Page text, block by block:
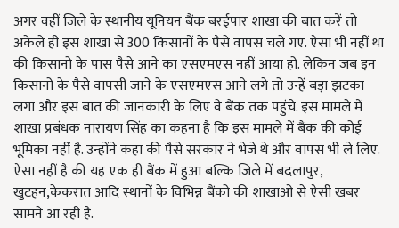
अगर वहीं जिले के स्थानीय यूनियन बैंक बरईपार शाखा की बात करें तो
अकेले ही इस शाखा से 300 किसानों के पैसे वापस चले गए. ऐसा भी नहीं था
की किसानो के पास पैसे आने का एसएमएस नहीं आया हो. लेकिन जब इन
किसानो के पैसे वापसी जाने के एसएमएस आने लगे तो उन्हें बड़ा झटका
लगा और इस बात की जानकारी के लिए वे बैंक तक पहुंचे. इस मामले में
शाखा प्रबंधक नारायण सिंह का कहना है कि इस मामले में बैंक की कोई
भूमिका नहीं है. उन्होंने कहा की पैसे सरकार ने भेजे थे और वापस भी ले लिए.
ऐसा नहीं है की यह एक ही बैंक में हुआ बल्कि जिले में बदलापुर,
खुटहन,केकरात आदि स्थानों के विभिन्न बैंको की शाखाओ से ऐसी खबर
सामने आ रही है.